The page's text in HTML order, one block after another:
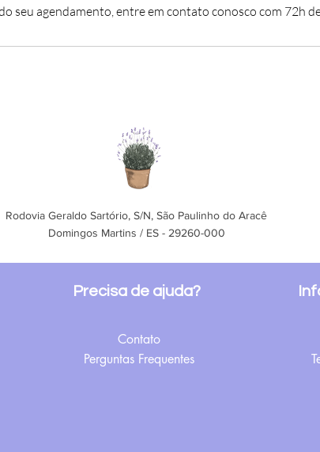
seu agendamento, entre em contato conosco com 72h
Rodovia Geraldo Sartório, S/N, São Paulinho do Aracê
Domingos Martins / ES - 29260-000
Precisa de ajuda?
Contato
Perguntas Frequentes